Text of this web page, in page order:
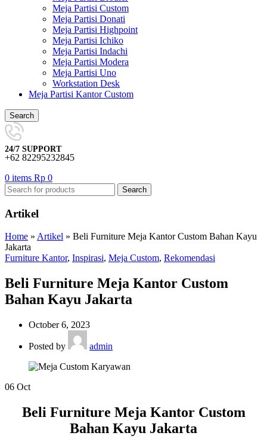
Meja Partisi Custom
Meja Partisi Donati
Meja Partisi Highpoint
Meja Partisi Ichiko
Meja Partisi Indachi
Meja Partisi Modera
Meja Partisi Uno
Workstation Desk
Meja Partisi Kantor Custom
Search
24/7 SUPPORT
+62 82295232845
0 items Rp 0
Search
Artikel
Home » Artikel » Beli Furniture Meja Kantor Custom Bahan Kayu
Jakarta
Furniture Kantor, Inspirasi, Meja Custom, Rekomendasi
Beli Furniture Meja Kantor Custom
Bahan Kayu Jakarta
October 6, 2023
Posted by admin
06 Oct
Beli Furniture Meja Kantor Custom
Bahan Kayu Jakarta